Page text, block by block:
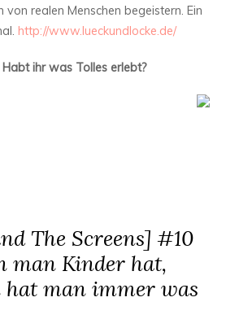
von realen Menschen begeistern. Ein
http://www.lueckundlocke.de/
ihr was Tolles erlebt?
The Screens] #10
man Kinder hat,
hat man immer was